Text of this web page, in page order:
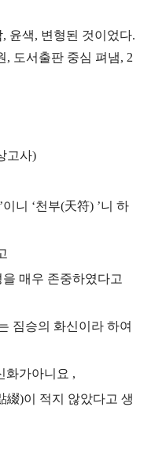
윤색, 변형된 것이었다.
, 도서출판 중심 펴냄, 2
고사)
이니 ‘천부(天符) ’니 하
매우 존중하였다고
짐승의 화신이라 하여
화가아니요 ,
綴)이 적지 않았다고 생